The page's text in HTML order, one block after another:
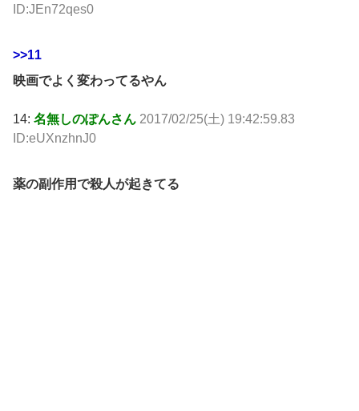
ID:JEn72qes0
>>11
映画でよく変わってるやん
14: 名無しのぽんさん 2017/02/25(土) 19:42:59.83
ID:eUXnzhnJ0
薬の副作用で殺人が起きてる